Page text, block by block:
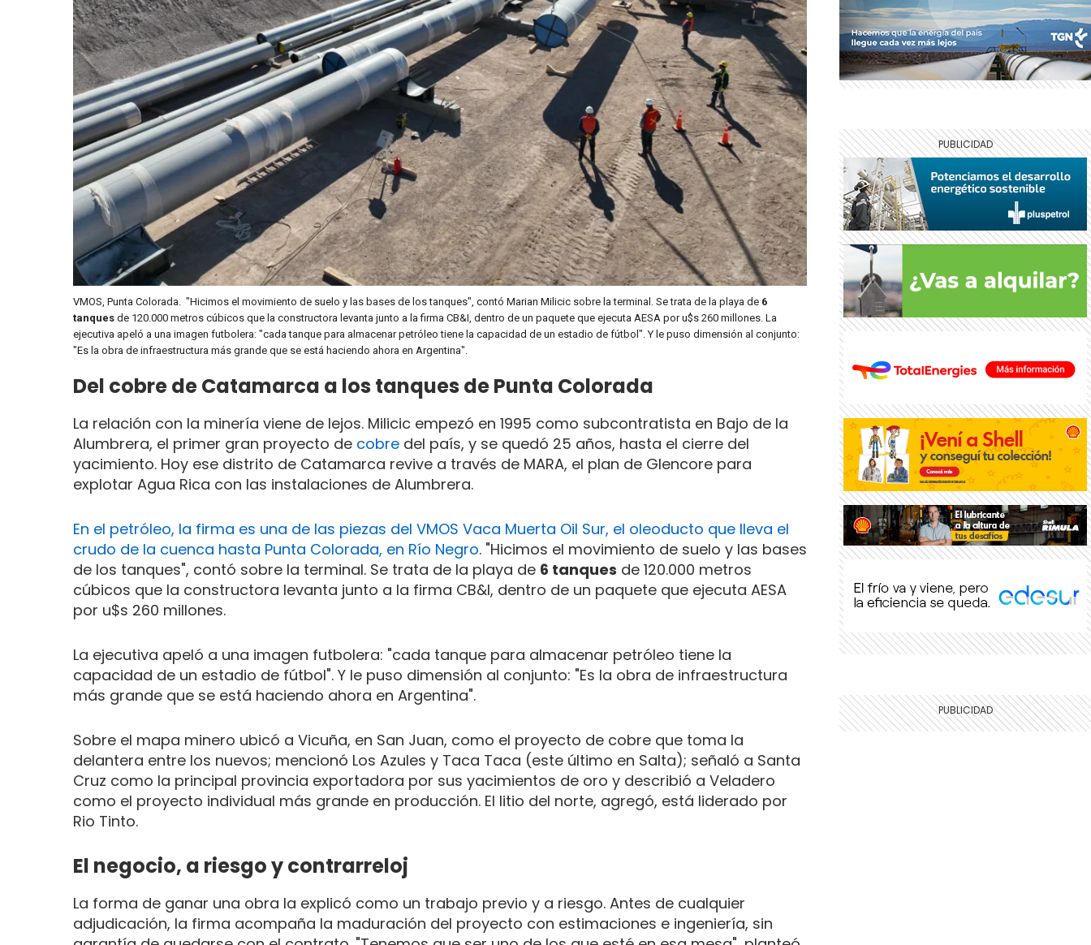
VMOS, Punta Colorada. "Hicimos el movimiento de suelo y las bases de los tanques", contó Marian Milicic sobre la terminal. Se trata de la playa de 6
tanques de 120.000 metros cúbicos que la constructora levanta junto a la firma CB&I, dentro de un paquete que ejecuta AESA por u$s 260 millones. La
ejecutiva apeló a una imagen futbolera: "cada tanque para almacenar petróleo tiene la capacidad de un estadio de fútbol". Y le puso dimensión al conjunto:
"Es la obra de infraestructura más grande que se está haciendo ahora en Argentina".
Del cobre de Catamarca a los tanques de Punta Colorada
La relación con la minería viene de lejos. Milicic empezó en 1995 como subcontratista en Bajo de la
Alumbrera, el primer gran proyecto de cobre del país, y se quedó 25 años, hasta el cierre del
yacimiento. Hoy ese distrito de Catamarca revive a través de MARA, el plan de Glencore para
explotar Agua Rica con las instalaciones de Alumbrera.
En el petróleo, la firma es una de las piezas del VMOS Vaca Muerta Oil Sur, el oleoducto que lleva el
crudo de la cuenca hasta Punta Colorada, en Río Negro. "Hicimos el movimiento de suelo y las bases
de los tanques", contó sobre la terminal. Se trata de la playa de 6 tanques de 120.000 metros
cúbicos que la constructora levanta junto a la firma CB&I, dentro de un paquete que ejecuta AESA
por u$s 260 millones.
La ejecutiva apeló a una imagen futbolera: "cada tanque para almacenar petróleo tiene la
capacidad de un estadio de fútbol". Y le puso dimensión al conjunto: "Es la obra de infraestructura
más grande que se está haciendo ahora en Argentina".
Sobre el mapa minero ubicó a Vicuña, en San Juan, como el proyecto de cobre que toma la
delantera entre los nuevos; mencionó Los Azules y Taca Taca (este último en Salta); señaló a Santa
Cruz como la principal provincia exportadora por sus yacimientos de oro y describió a Veladero
como el proyecto individual más grande en producción. El litio del norte, agregó, está liderado por
Rio Tinto.
El negocio, a riesgo y contrarreloj
La forma de ganar una obra la explicó como un trabajo previo y a riesgo. Antes de cualquier
adjudicación, la firma acompaña la maduración del proyecto con estimaciones e ingeniería, sin